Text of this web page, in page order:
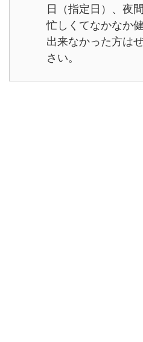
日（指定日）、夜
忙しくてなかなか
出来なかった方は
さい。